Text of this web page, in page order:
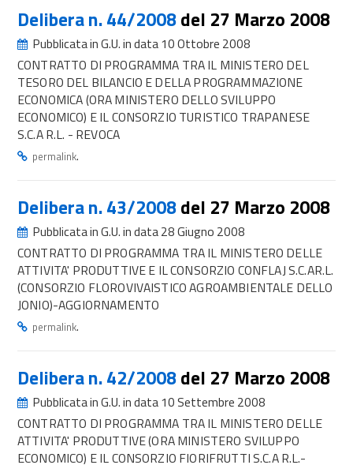
Delibera n. 44/2008del 27 Marzo 2008
Pubblicata in G.U. in data 10 Ottobre 2008
CONTRATTO DI PROGRAMMA TRA IL MINISTERO DEL
TESORO DEL BILANCIO E DELLA PROGRAMMAZIONE
ECONOMICA (ORA MINISTERO DELLO SVILUPPO
ECONOMICO) E IL CONSORZIO TURISTICO TRAPANESE
S.C.A R.L. - REVOCA
permalink.
Delibera n. 43/2008del 27 Marzo 2008
Pubblicata in G.U. in data 28 Giugno 2008
CONTRATTO DI PROGRAMMA TRA IL MINISTERO DELLE
ATTIVITA' PRODUTTIVE E IL CONSORZIO CONFLAJ S.C.AR.L.
(CONSORZIO FLOROVIVAISTICO AGROAMBIENTALE DELLO
JONIO)-AGGIORNAMENTO
permalink.
Delibera n. 42/2008del 27 Marzo 2008
Pubblicata in G.U. in data 10 Settembre 2008
CONTRATTO DI PROGRAMMA TRA IL MINISTERO DELLE
ATTIVITA' PRODUTTIVE (ORA MINISTERO SVILUPPO
ECONOMICO) E IL CONSORZIO FIORIFRUTTI S.C.A R.L.-